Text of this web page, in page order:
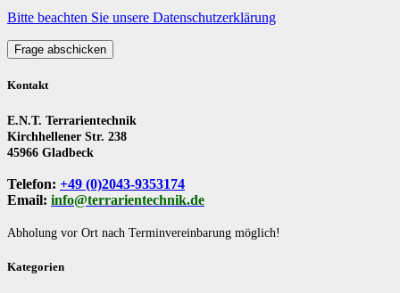
Bitte beachten Sie unsere Datenschutzerklärung
Frage abschicken
Kontakt
E.N.T. Terrarientechnik
Kirchhellener Str. 238
45966 Gladbeck
Telefon: +49 (0)2043-9353174
Email: info@terrarientechnik.de
Abholung vor Ort nach Terminvereinbarung möglich!
Kategorien